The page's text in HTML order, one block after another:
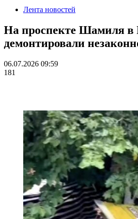
Лента новостей
На проспекте Шамиля в
демонтировали
06.07.2026 09:59
181